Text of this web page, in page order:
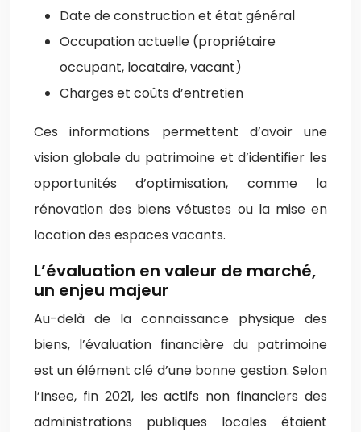
Date de construction et état général
Occupation actuelle (propriétaire
occupant, locataire, vacant)
Charges et coûts d’entretien
Ces informations permettent d’avoir une
vision globale du patrimoine et d’identifier les
opportunités d’optimisation, comme la
rénovation des biens vétustes ou la mise en
location des espaces vacants.
L’évaluation en valeur de marché,
un enjeu majeur
Au-delà de la connaissance physique des
biens, l’évaluation financière du patrimoine
est un élément clé d’une bonne gestion. Selon
l’Insee, fin 2021, les actifs non financiers des
administrations publiques locales étaient